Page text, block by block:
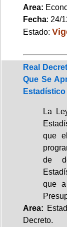
Area:
Fecha: 24/
Estado:
Real
Que Se
Estadístico
La
que
de
que
Area:
Decreto.